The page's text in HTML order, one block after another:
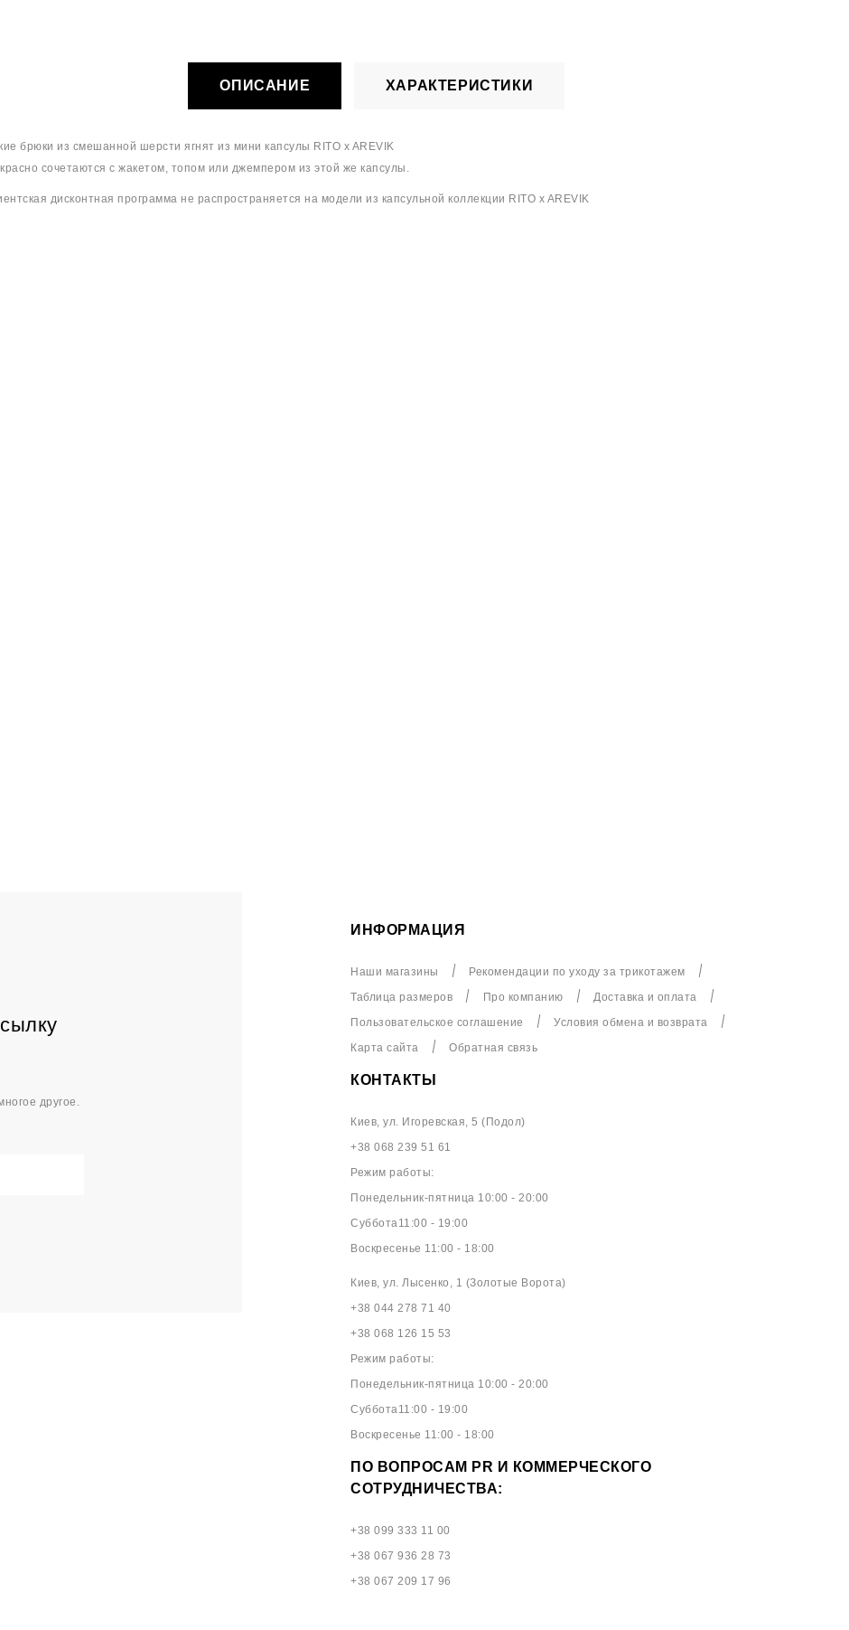
ОПИСАНИЕ ХАРАКТЕРИСТИКИ
брюки из смешанной шерсти ягнят из мини капсулы RITO x AREVIK
сочетаются с жакетом, топом или джемпером из этой же капсулы.
дисконтная программа не распространяется на модели из капсульной коллекции RITO x AREVIK
другое.
ИНФОРМАЦИЯ
Наши магазины
Рекомендации по уходу за трикотажем
Таблица размеров
Про компанию
Доставка и оплата
Пользовательское соглашение
Условия обмена и возврата
Карта сайта
Обратная связь
КОНТАКТЫ
Киев, ул. Игоревская, 5 (Подол)
+38 068 239 51 61
Режим работы:
Понедельник-пятница 10:00 - 20:00
Суббота11:00 - 19:00
Воскресенье 11:00 - 18:00
Киев, ул. Лысенко, 1 (Золотые Ворота)
+38 044 278 71 40
+38 068 126 15 53
Режим работы:
Понедельник-пятница 10:00 - 20:00
Суббота11:00 - 19:00
Воскресенье 11:00 - 18:00
ПО ВОПРОСАМ PR И КОММЕРЧЕСКОГО
СОТРУДНИЧЕСТВА:
+38 099 333 11 00
+38 067 936 28 73
+38 067 209 17 96